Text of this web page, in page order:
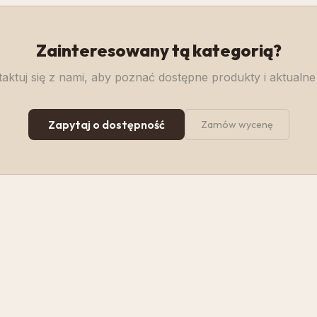
Zainteresowany tą kategorią?
się z nami, aby poznać dostępne produkty i
Zapytaj o dostępność Zamów wycenę